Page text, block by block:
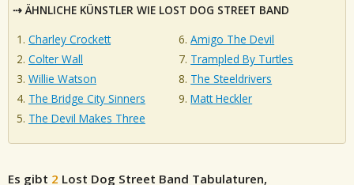
ÄHNLICHE KÜNSTLER WIE LOST DOG STREET BAND
Charley Crockett
Colter Wall
Willie Watson
The Bridge City Sinners
The Devil Makes Three
Amigo The Devil
Trampled By Turtles
The Steeldrivers
Matt Heckler
Es gibt 2 Lost Dog Street Band Tabulaturen,